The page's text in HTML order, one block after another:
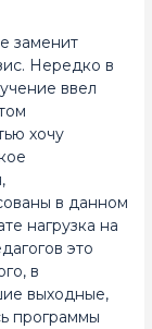
заменит
Нередко в
ввел
хочу
в данном
нагрузка на
это
в
выходные,
программы